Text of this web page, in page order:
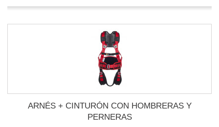
ARNÉS + CINTURÓN CON HOMBRERAS Y
PERNERAS